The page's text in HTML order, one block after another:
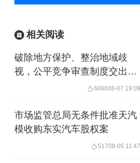
相关阅读
破除地方保护、整治地域歧
视，公平竞争审查制度交出两
606608-07
市场监管总局无条件批准天汽
模收购东实汽车股权案
51708-05 11:47